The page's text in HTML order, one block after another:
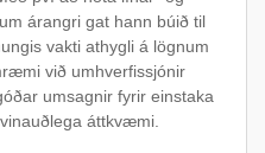
árangri gat hann búið til
vakti athygli á lögnum
við umhverfissjónir
umsagnir fyrir einstaka
áttkvæmi.